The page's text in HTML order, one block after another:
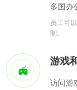
多国办
员工可
制。
游戏
访问游